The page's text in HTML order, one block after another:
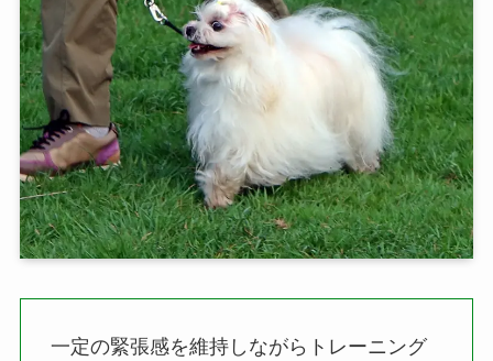
一定の緊張感を維持しながらトレーニング